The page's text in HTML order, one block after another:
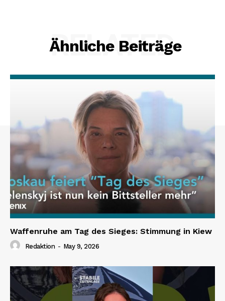
Ähnliche Beiträge
RELATED
Waffenruhe am Tag des Sieges: Stimmung in Kiew
Redaktion - May 9, 2026